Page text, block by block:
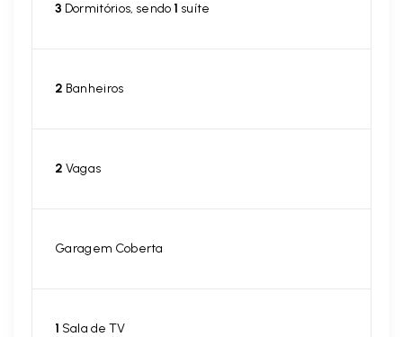
3 Dormitórios, sendo1 suíte
2 Banheiros
2 Vagas
Garagem Coberta
1 Sala de TV